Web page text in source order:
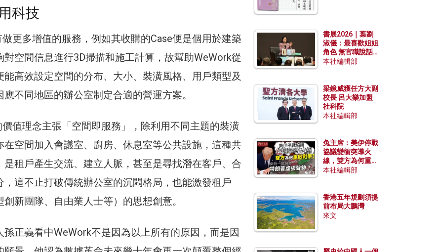
科技
更多增值的服務，例如其收購的Case便是個用於建築
對空間信息進行3D掃描和施工計算，故幫助WeWork從
能高效設定空間的分布、大小、裝潢風格、用戶類型及
不同地區的辦公室制定合適的營運方案。
值理念主張「空間即服務」，除利用不同主題的裝潢
在空間加入會議室、廚房、休息室等公共設施，這種共
是租戶產生交流、建立人脈，甚至是尋找潛在客戶、合
，這不止打破傳統辦公室的沉悶格局，也能激發租戶
創新團隊、自由業人士等）的思想創意。
孫正義看中WeWork不是因為以上所有的原因，而是因
書展2026｜葉劉
淑儀：最喜歡姐姐
角色 無官職說話
包袱少
本社編輯部
梁鏡威獲任方大副
校長 呂大樂加盟
社科院
本社編輯部
兔主席：美伊停戰
協議變衝突導火
線，雙方為何重啟
戰爭？伊朗一早洞
本社編輯部
香港五年規劃須提
前布局大鵬灣
來文